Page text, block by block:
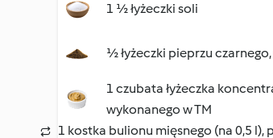
1 ½ łyżeczki soli
½ łyżeczki pieprzu
1 czubata łyżeczka
wykonanego w TM
1 kostka bulionu mięsnego (na 0,5 l),